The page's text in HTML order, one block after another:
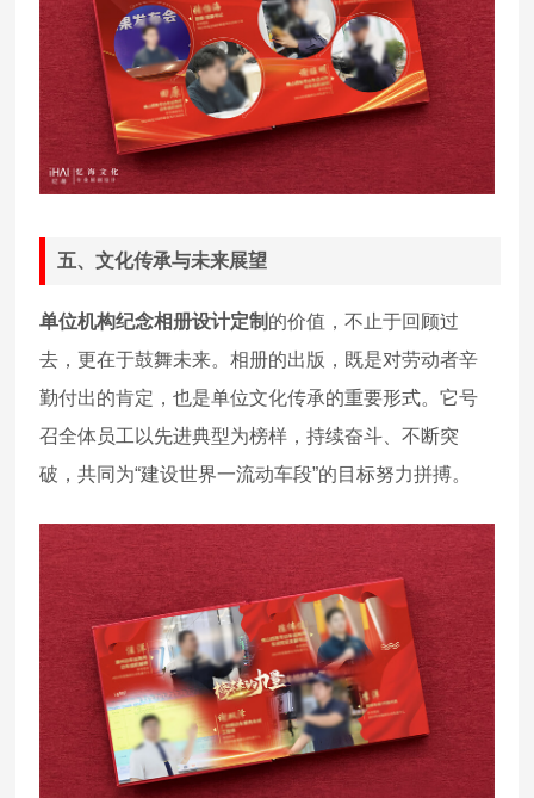
五、文化传承与未来展望
单位机构纪念相册设计定制 的价值，不止于回顾过
去，更在于鼓舞未来。相册的出版，既是对劳动者辛
勤付出的肯定，也是单位文化传承的重要形式。它号
召全体员工以先进典型为榜样，持续奋斗、不断突
破，共同为“建设世界一流动车段”的目标努力拼搏。